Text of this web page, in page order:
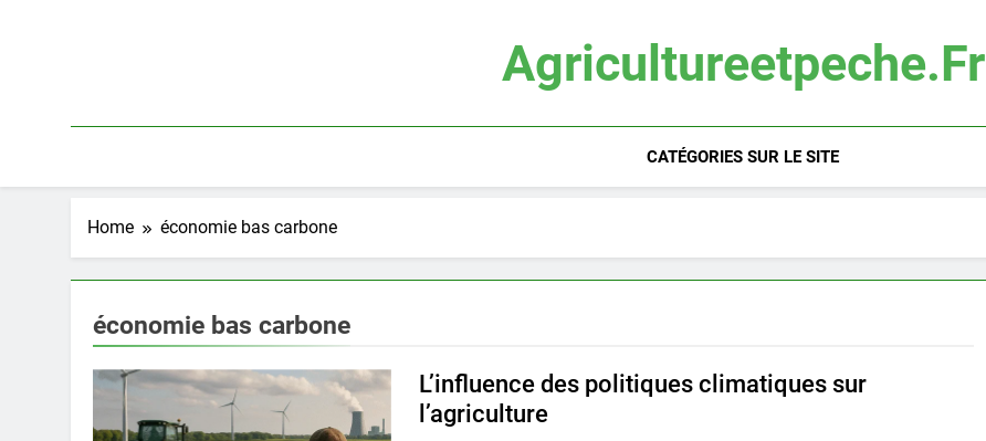
Agricultureetpeche.fr
CATÉGORIES SUR LE SITE
Home économie bas carbone
économie bas carbone
L’influence des politiques climatiques sur
l’agriculture